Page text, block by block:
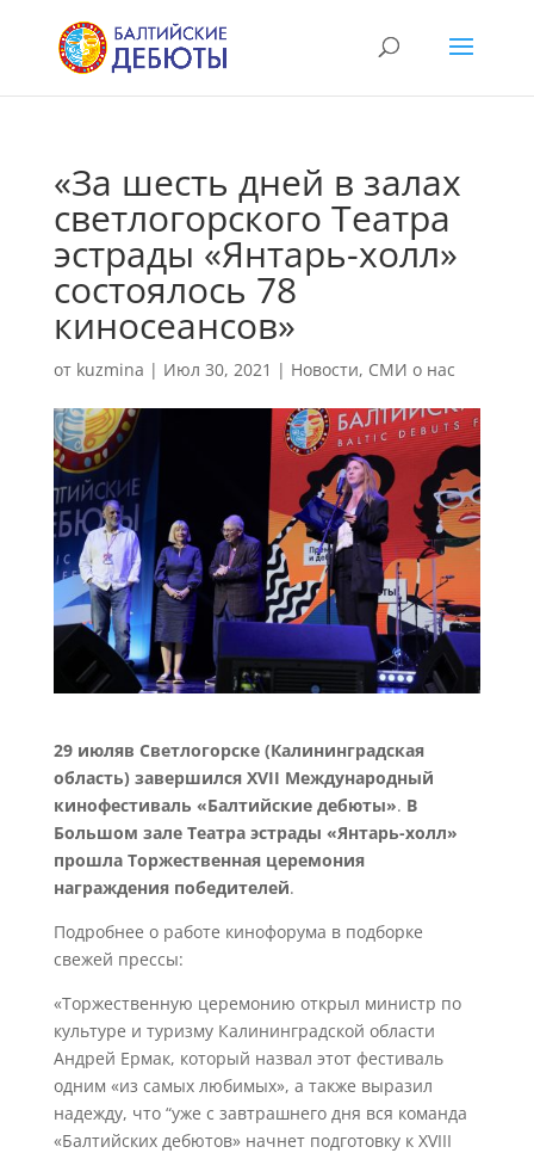
«За шесть дней в залах
светлогорского Театра
эстрады «Янтарь-холл»
состоялось 78
киносеансов»
от kuzmina | Июл 30, 2021 | Новости, СМИ о нас
29 июляв Светлогорске (Калининградская
область) завершился XVII Международный
кинофестиваль «Балтийские дебюты». В
Большом зале Театра эстрады «Янтарь-холл»
прошла Торжественная церемония
награждения победителей.
Подробнее о работе кинофорума в подборке
свежей прессы:
«Торжественную церемонию открыл министр по
культуре и туризму Калининградской области
Андрей Ермак, который назвал этот фестиваль
одним «из самых любимых», а также выразил
надежду, что “уже с завтрашнего дня вся команда
«Балтийских дебютов» начнет подготовку к XVIII